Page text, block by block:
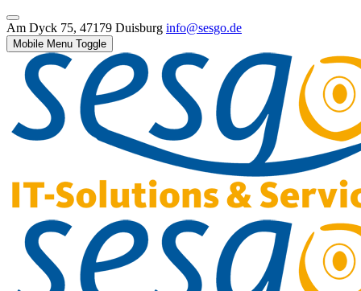
Am Dyck 75, 47179 Duisburg info@sesgo.de
Mobile Menu Toggle